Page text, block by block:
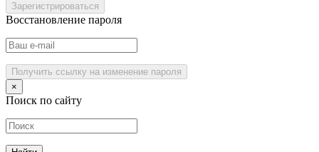
Зарегистрироваться
Восстановление пароля
Получить ссылку на изменение пароля
×
Поиск по сайту